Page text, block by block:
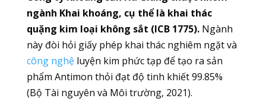
ngành Khai khoáng, cụ thể là khai thác
quặng kim loại không sắt (ICB 1775).Ngành
này đòi hỏi giấy phép khai thác nghiêm ngặt và
công nghệluyện kim phức tạp để tạo ra sản
phẩm Antimon thỏi đạt độ tinh khiết 99.85%
(Bộ Tài nguyên và Môi trường, 2021).